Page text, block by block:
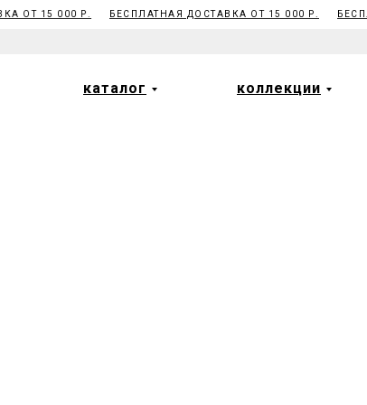
каталог коллекции
ОТ 15 000 Р. БЕСПЛАТНАЯ ДОСТАВКА ОТ 15 000 Р.
каталог коллекции